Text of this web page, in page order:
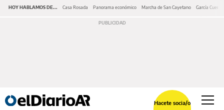
HOY HABLAMOS DE... Casa Rosada Panorama económico Marcha de San Cayetano García Cuerva
Hacete socia/o